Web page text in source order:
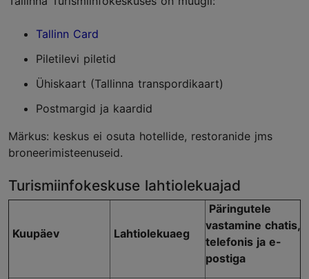
Tallinn Card
Piletilevi piletid
Ühiskaart (Tallinna transpordikaart)
Postmargid ja kaardid
Märkus: keskus ei osuta hotellide, restoranide jms
broneerimisteenuseid.
Turismiinfokeskuse lahtiolekuajad
Kuupäev Lahtiolekuaeg
Päringutele
vastamine chatis,
telefonis ja e-
postiga